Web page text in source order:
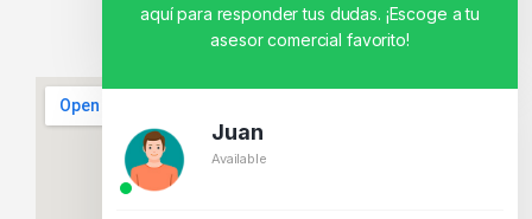
aquí para responder tus dudas. ¡Escoge a tu
asesor comercial favorito!
Juan
Available